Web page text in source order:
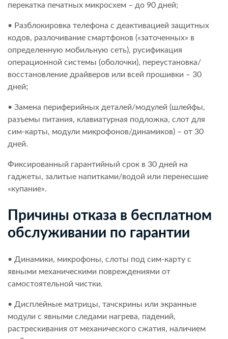
перекатка печатных микросхем – до 90 дней;
• Разблокировка телефона с деактивацией защитных
кодов, разлочивание смартфонов («заточенных» в
определенную мобильную сеть), русификация
операционной системы (оболочки), переустановка/
восстановление драйверов или всей прошивки – 30
дней;
• Замена периферийных деталей/модулей (шлейфы,
разъемы питания, клавиатурная подложка, слот для
сим-карты, модули микрофонов/динамиков) – от 30
дней.
Фиксированный гарантийный срок в 30 дней на
гаджеты, залитые напитками/водой или перенесшие
«купание».
Причины отказа в бесплатном
обслуживании по гарантии
• Динамики, микрофоны, слоты под сим-карту с
явными механическими повреждениями от
самостоятельной чистки.
• Дисплейные матрицы, тачскрины или экранные
модули с явными следами нагрева, падений,
растрескивания от механического сжатия, наличием